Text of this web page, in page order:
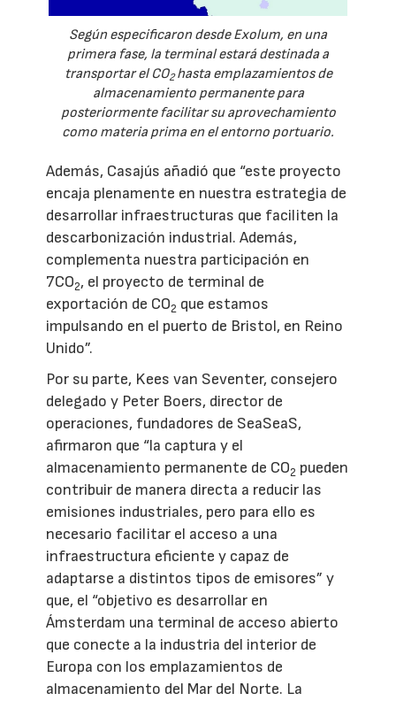
Según especificaron desde Exolum, en una
primera fase, la terminal estará destinada a
transportar el CO2hasta emplazamientos de
almacenamiento permanente para
posteriormente facilitar su aprovechamiento
como materia prima en el entorno portuario.
Además, Casajús añadió que “este proyecto
encaja plenamente en nuestra estrategia de
desarrollar infraestructuras que faciliten la
descarbonización industrial. Además,
complementa nuestra participación en
7CO2, el proyecto de terminal de
exportación de CO2 que estamos
impulsando en el puerto de Bristol, en Reino
Unido”.
Por su parte, Kees van Seventer, consejero
delegado y Peter Boers, director de
operaciones, fundadores de SeaSeaS,
afirmaron que “la captura y el
almacenamiento permanente de CO2 pueden
contribuir de manera directa a reducir las
emisiones industriales, pero para ello es
necesario facilitar el acceso a una
infraestructura eficiente y capaz de
adaptarse a distintos tipos de emisores” y
que, el “objetivo es desarrollar en
Ámsterdam una terminal de acceso abierto
que conecte a la industria del interior de
Europa con los emplazamientos de
almacenamiento del Mar del Norte. La